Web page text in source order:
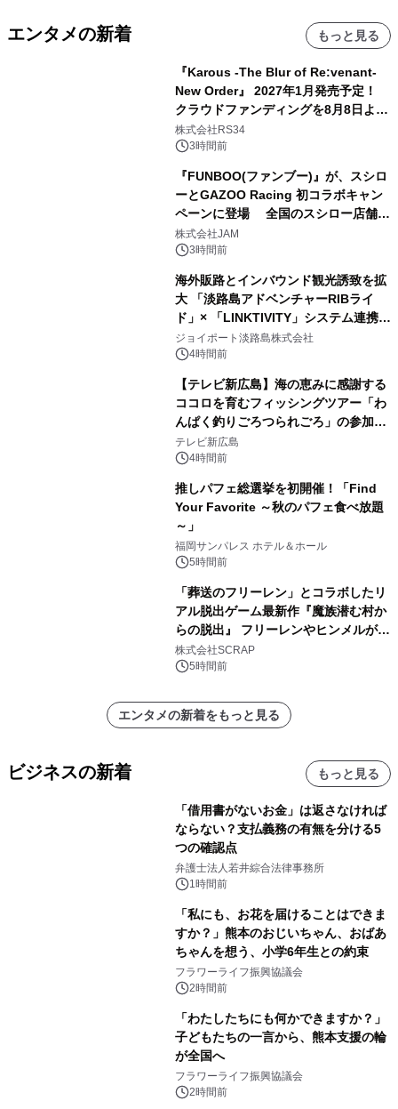
エンタメの新着 もっと見る
『Karous -The Blur of Re:venant-
New Order』 2027年1月発売予定！
クラウドファンディングを8月8日より
開始
株式会社RS34
3時間前
『FUNBOO(ファンブー)』が、スシロ
ーとGAZOO Racing 初コラボキャン
ペーンに登場 全国のスシロー店舗で
GR 4車種の FUNBOO(ミニカー)付き
メニューが展開されます
株式会社JAM
3時間前
海外販路とインバウンド観光誘致を拡
大 「淡路島アドベンチャーRIBライ
ド」× 「LINKTIVITY」システム連携を
開始！
ジョイポート淡路島株式会社
4時間前
【テレビ新広島】海の恵みに感謝する
ココロを育むフィッシングツアー「わ
んぱく釣りごろつられごろ」の参加小
学生を募集
テレビ新広島
4時間前
推しパフェ総選挙を初開催！「Find
Your Favorite ～秋のパフェ食べ放題
～」
福岡サンパレス ホテル＆ホール
5時間前
「葬送のフリーレン」とコラボしたリ
アル脱出ゲーム最新作『魔族潜む村か
らの脱出』 フリーレンやヒンメルが武
器を手に魔族を見据える描き下ろしメ
インビジュアル公開
株式会社SCRAP
5時間前
エンタメの新着をもっと見る
ビジネスの新着 もっと見る
「借用書がないお金」は返さなければ
ならない？支払義務の有無を分ける5
つの確認点
弁護士法人若井綜合法律事務所
1時間前
「私にも、お花を届けることはできま
すか？」熊本のおじいちゃん、おばあ
ちゃんを想う、小学6年生との約束
フラワーライフ振興協議会
2時間前
「わたしたちにも何かできますか？」
子どもたちの一言から、熊本支援の輪
が全国へ
フラワーライフ振興協議会
2時間前